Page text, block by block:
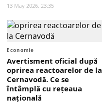
13 May 2026, 23:35
Economie
Avertisment oficial după
oprirea reactoarelor de la
Cernavodă. Ce se
întâmplă cu rețeaua
națională